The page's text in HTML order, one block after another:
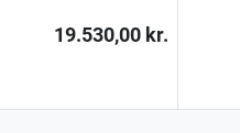
19.530,00 kr.